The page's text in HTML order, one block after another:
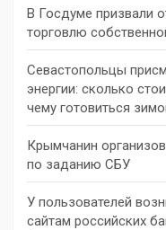
В Госдуме призвали
торговлю
Севастопольцы
энергии: сколько
чему готовиться
Крымчанин
по заданию СБУ
У пользователей
сайтам российских